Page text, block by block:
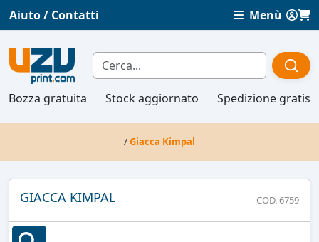
Aiuto / Contatti Menù
Bozza gratuita Stock aggiornato Spedizione gratis
/Giacca Kimpal
GIACCA KIMPAL COD. 6759